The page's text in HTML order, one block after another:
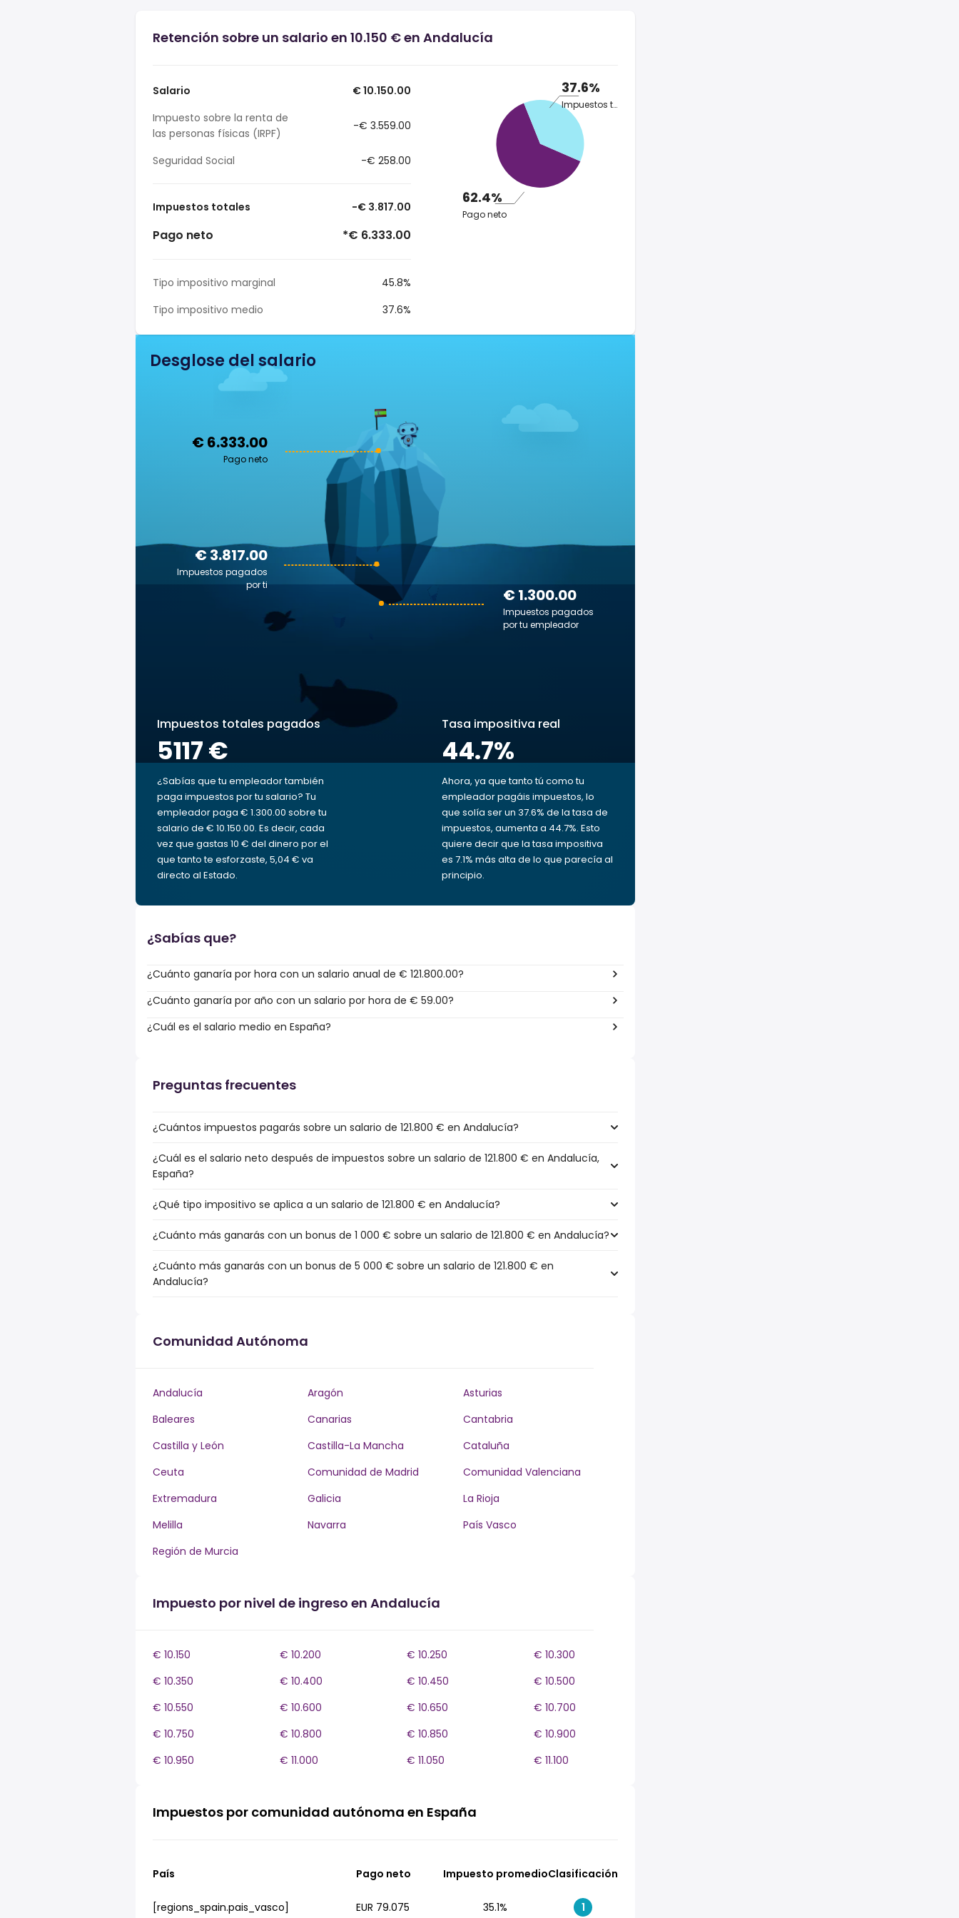
Retención sobre un salario en 10.150 € en Andalucía
Salario
€ 10.150.00
Impuesto sobre la renta de
las personas físicas (IRPF)
-€ 3.559.00
Seguridad Social -€ 258.00
Impuestos totales -€ 3.817.00
Pago neto *€ 6.333.00
Tipo impositivo marginal
45.8%
Tipo impositivo medio
37.6%
37.6%
Impuestos totales
62.4%
Pago neto
Desglose del salario
€ 6.333.00
Pago neto
€ 1.300.00
Impuestos pagados
por tu empleador
€ 3.817.00
Impuestos pagados
por ti
Impuestos totales pagados
5117 €
¿Sabías que tu empleador también
paga impuestos por tu salario? Tu
empleador paga € 1.300.00 sobre tu
salario de € 10.150.00. Es decir, cada
vez que gastas 10 € del dinero por el
que tanto te esforzaste, 5,04 € va
directo al Estado.
Tasa impositiva real
44.7%
Ahora, ya que tanto tú como tu
empleador pagáis impuestos, lo
que solía ser un 37.6% de la tasa de
impuestos, aumenta a 44.7%. Esto
quiere decir que la tasa impositiva
es 7.1% más alta de lo que parecía al
principio.
¿Sabías que?
¿Cuánto ganaría por hora con un salario anual de € 121.800.00?
¿Cuánto ganaría por año con un salario por hora de € 59.00?
¿Cuál es el salario medio en España?
Preguntas frecuentes
¿Cuántos impuestos pagarás sobre un salario de 121.800 € en Andalucía?
¿Cuál es el salario neto después de impuestos sobre un salario de 121.800 € en Andalucía,
España?
¿Qué tipo impositivo se aplica a un salario de 121.800 € en Andalucía?
¿Cuánto más ganarás con un bonus de 1 000 € sobre un salario de 121.800 € en Andalucía?
¿Cuánto más ganarás con un bonus de 5 000 € sobre un salario de 121.800 € en
Andalucía?
Comunidad Autónoma
Andalucía Aragón
Asturias
Baleares
Canarias
Cantabria
Castilla y León
Castilla-La Mancha
Cataluña
Ceuta
Comunidad de Madrid
Comunidad Valenciana
Extremadura
Galicia
La Rioja
Melilla
Navarra
País Vasco
Región de Murcia
Impuesto por nivel de ingreso en Andalucía
€ 10.150 € 10.200 € 10.250
€ 10.300
€ 10.350
€ 10.400 € 10.450
€ 10.500
€ 10.550
€ 10.600 € 10.650
€ 10.700
€ 10.750
€ 10.800 € 10.850
€ 10.900
€ 10.950
€ 11.000 € 11.050 € 11.100
Impuestos por comunidad autónoma en España
País Pago neto Impuesto promedioClasificación
[regions_spain.pais_vasco] EUR 79.075 35.1% 1